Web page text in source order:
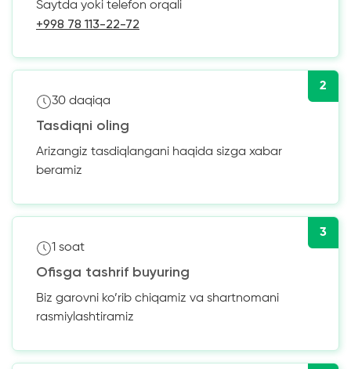
Saytda yoki telefon orqali
+998 78 113-22-72
2
30 daqiqa
Tasdiqni oling
Arizangiz tasdiqlangani haqida sizga xabar
beramiz
3
1 soat
Ofisga tashrif buyuring
Biz garovni ko’rib chiqamiz va shartnomani
rasmiylashtiramiz